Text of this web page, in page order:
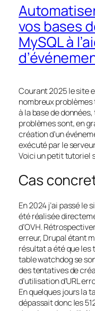
vos bases
MySQL à
Courant 2025 le site
nombreux
à la base de
problèmes sont, en
création d’un
exécuté par le
Voici un petit tutoriel
Cas
En 2024 j’ai passé le
été réalisée
d’OVH.
erreur, Drupal étant
résultat a été que les
table watchdog se
des tentatives de
d’utilisation d’URL
En quelques jours la
dépassait donc les